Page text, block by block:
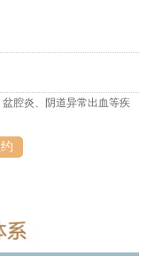
盆腔炎、阴道异常出血等疾